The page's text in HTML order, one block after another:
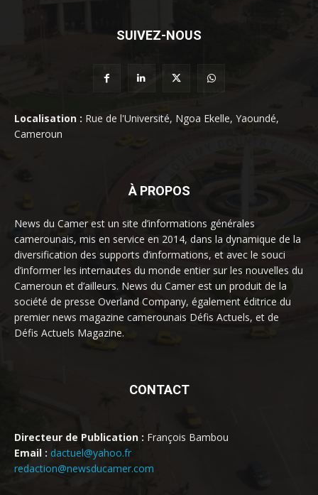
SUIVEZ-NOUS
Localisation : Rue de l'Université, Ngoa Ekelle, Yaoundé,
Cameroun
À PROPOS
News du Camer est un site d’informations générales
camerounais, mis en service en 2014, dans la dynamique de la
diversification des supports d’informations, et avec le souci
d’informer les internautes du monde entier sur les nouvelles du
Cameroun et d’ailleurs. News du Camer est un produit de la
société de presse Overland Company, également éditrice du
premier news magazine camerounais Défis Actuels, et de
Défis Actuels Magazine.
CONTACT
Directeur de Publication : François Bambou
Email : dactuel@yahoo.fr
redaction@newsducamer.com